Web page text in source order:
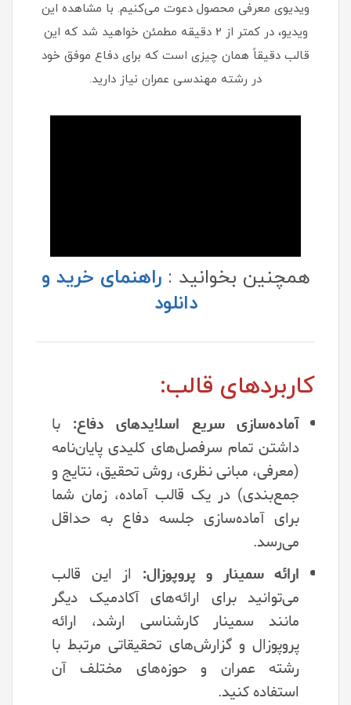
ویدیوی معرفی محصول دعوت می‌کنیم. با مشاهده این
ویدیو، در کمتر از 2 دقیقه مطمئن خواهید شد که این
قالب دقیقاً همان چیزی است که برای دفاع موفق خود
در رشته مهندسی عمران نیاز دارید.
همچنین بخوانید :راهنمای خرید و
دانلود
کاربردهای قالب:
آماده‌سازی سریع اسلایدهای دفاع: با
داشتن تمام سرفصل‌های کلیدی پایان‌نامه
(معرفی، مبانی نظری، روش تحقیق، نتایج و
جمع‌بندی) در یک قالب آماده، زمان شما
برای آماده‌سازی جلسه دفاع به حداقل
می‌رسد.
ارائه سمینار و پروپوزال: از این قالب
می‌توانید برای ارائه‌های آکادمیک دیگر
مانند سمینار کارشناسی ارشد، ارائه
پروپوزال و گزارش‌های تحقیقاتی مرتبط با
رشته عمران و حوزه‌های مختلف آن
استفاده کنید.